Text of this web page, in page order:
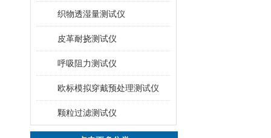
织物透湿量测试仪
皮革耐挠测试仪
呼吸阻力测试仪
欧标模拟穿戴预处理测试仪
颗粒过滤测试仪